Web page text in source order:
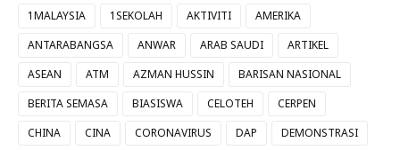
1MALAYSIA 1SEKOLAH AKTIVITI
AMERIKA
ANTARABANGSA
ANWAR ARAB SAUDI
ARTIKEL
ASEAN
ATM AZMAN HUSSIN
BARISAN NASIONAL
BERITA SEMASA
BIASISWA CELOTEH
CERPEN
CHINA
CINA CORONAVIRUS DAP
DEMONSTRASI